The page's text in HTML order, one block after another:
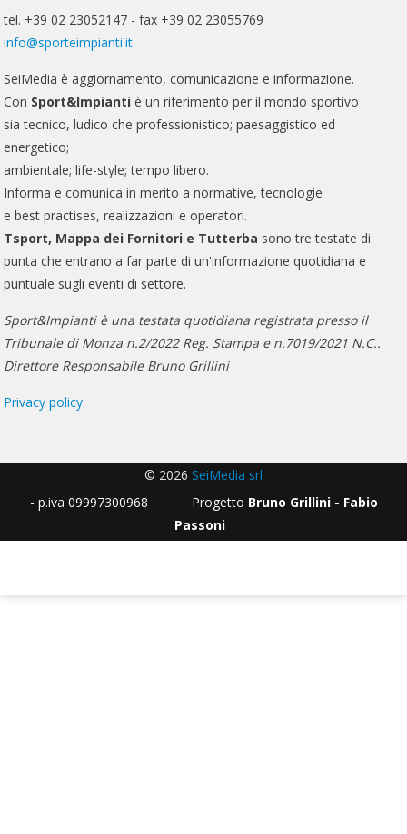
tel. +39 02 23052147 - fax +39 02 23055769
info@sporteimpianti.it
SeiMedia è aggiornamento, comunicazione e informazione.
Con Sport&Impianti è un riferimento per il mondo sportivo
sia tecnico, ludico che professionistico; paesaggistico ed
energetico;
ambientale; life-style; tempo libero.
Informa e comunica in merito a normative, tecnologie
e best practises, realizzazioni e operatori.
Tsport, Mappa dei Fornitori e Tutterba sono tre testate di
punta che entrano a far parte di un'informazione quotidiana e
puntuale sugli eventi di settore.
Sport&Impianti è una testata quotidiana registrata presso il
Tribunale di Monza n.2/2022 Reg. Stampa e n.7019/2021 N.C..
Direttore Responsabile Bruno Grillini
Privacy policy
© 2026 SeiMedia srl
- p.iva 09997300968 Progetto Bruno Grillini - Fabio
Passoni